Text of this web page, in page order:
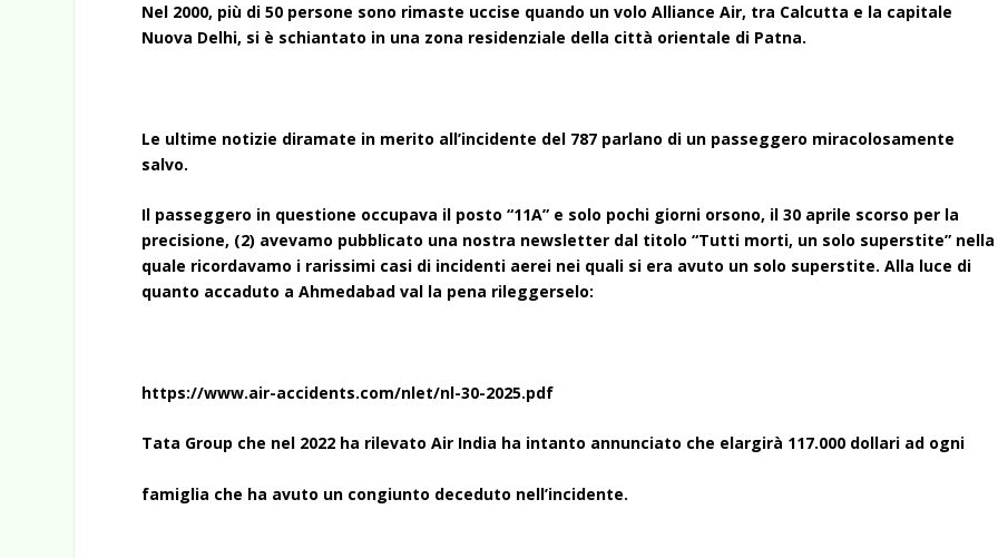
Nel 2000, più di 50 persone sono rimaste uccise quando un volo Alliance Air, tra Calcutta e la capitale
Nuova Delhi, si è schiantato in una zona residenziale della città orientale di Patna.
Le ultime notizie diramate in merito all’incidente del 787 parlano di un passeggero miracolosamente
salvo.
Il passeggero in questione occupava il posto “11A” e solo pochi giorni orsono, il 30 aprile scorso per la
precisione, (2) avevamo pubblicato una nostra newsletter dal titolo “Tutti morti, un solo superstite” nella
quale ricordavamo i rarissimi casi di incidenti aerei nei quali si era avuto un solo superstite. Alla luce di
quanto accaduto a Ahmedabad val la pena rileggerselo:
https://www.air-accidents.com/nlet/nl-30-2025.pdf
Tata Group che nel 2022 ha rilevato Air India ha intanto annunciato che elargirà 117.000 dollari ad ogni
famiglia che ha avuto un congiunto deceduto nell’incidente.